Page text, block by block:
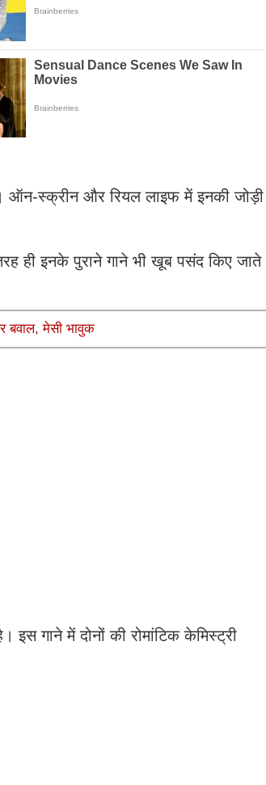
ऑन-स्क्रीन और रियल लाइफ में इनकी जोड़ी
ही इनके पुराने गाने भी खूब पसंद किए जाते
बवाल, मेसी भावुक
इस गाने में दोनों की रोमांटिक केमिस्ट्री